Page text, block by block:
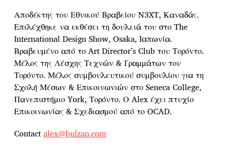
Αποδέκτης του Εθνικού Βραβείου N3XT, Καναδάς.
Επιλέχθηκε να εκθέσει τη δουλειά του στο The
International Design Show, Osaka, Ιαπωνία.
Βραβευμένο από το Art Director’s Club του Τορόντο.
Μέλος της Λέσχης Τεχνών & Γραμμάτων του
Τορόντο. Μέλος συμβουλευτικού συμβουλίου για τη
Σχολή Μέσων & Επικοινωνιών στο Seneca College,
Πανεπιστήμιο York, Τορόντο. Ο Alex έχει πτυχίο
Επικοινωνίας & Σχεδιασμού από το OCAD.
Contactalex@bulzan.com